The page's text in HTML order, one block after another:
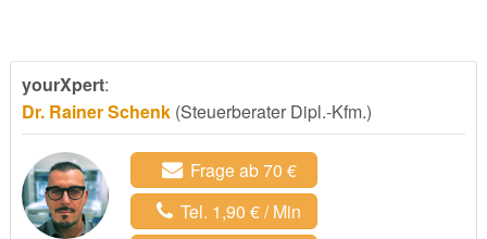
yourXpert:
Dr. Rainer Schenk(Steuerberater Dipl.-Kfm.)
Frage ab 70 €
Tel. 1,90 € / Min